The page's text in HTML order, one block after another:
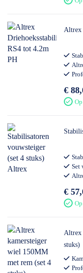
Altrex
€
Set
€
Altrex
stuks)